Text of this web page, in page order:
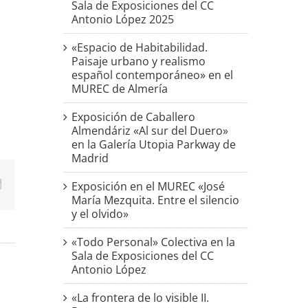
Correo
Sala de Exposiciones del CC
Antonio López 2025
«Espacio de Habitabilidad.
Paisaje urbano y realismo
español contemporáneo» en el
MUREC de Almería
Exposición de Caballero
Almendáriz «Al sur del Duero»
en la Galería Utopia Parkway de
Madrid
Exposición en el MUREC «José
María Mezquita. Entre el silencio
y el olvido»
«Todo Personal» Colectiva en la
Sala de Exposiciones del CC
Antonio López
«La frontera de lo visible II.